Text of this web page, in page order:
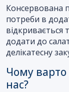
Консервована
потреби в
відкривається
додати до
делікатесну
Чому варто
нас?